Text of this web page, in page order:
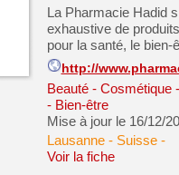
La Pharmacie Hadid
exhaustive de
pour la santé, le bien-
http://
Beauté - Cosmétique
- Bien-être
Mise à jour le 16/12/
Lausanne - Suisse-
Voir la fiche